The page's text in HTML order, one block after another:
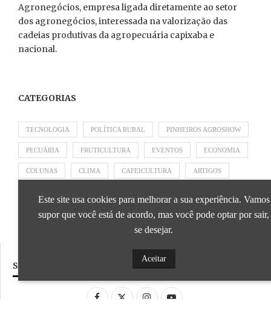
Agronegócios, empresa ligada diretamente ao setor
dos agronegócios, interessada na valorização das
cadeias produtivas da agropecuária capixaba e
nacional.
CATEGORIAS
TECNOLOGIA POLÍTICA RURAL PINHEIROS AGROSHOW
PECUÁRIA FRUTICULTURA EVENTOS ECONOMIA
COLUNAS CLIMA CAFEICULTURA ARTIGOS
APRESENTADO POR BRAPEX
SIGA NOSSAS REDES SOCIAIS
Este site usa cookies para melhorar a sua experiência. Vamos
supor que você está de acordo, mas você pode optar por sair,
se desejar.
Aceitar